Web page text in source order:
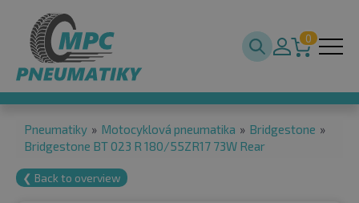
0
Pneumatiky » Motocyklová pneumatika » Bridgestone »
Bridgestone BT 023 R 180/55ZR17 73W Rear
❮ Back to overview